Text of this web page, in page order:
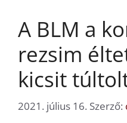
A BLM a
rezsim
kicsit
2021. július 16. Szerző: